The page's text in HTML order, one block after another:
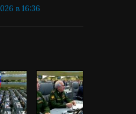
в 16:36